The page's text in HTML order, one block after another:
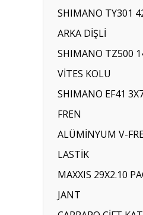
SHIMANO TY301
ARKA DİŞLİ
SHIMANO TZ500
VİTES KOLU
SHIMANO EF41
FREN
ALÜMİNYUM V-
LASTİK
MAXXIS 29X2.10
JANT